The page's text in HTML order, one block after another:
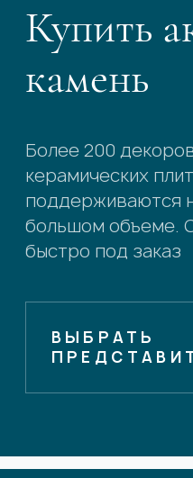
Купить
камень
Более 200
керамических
поддерживаются
большом объеме.
быстро под заказ
ВЫБРАТЬ